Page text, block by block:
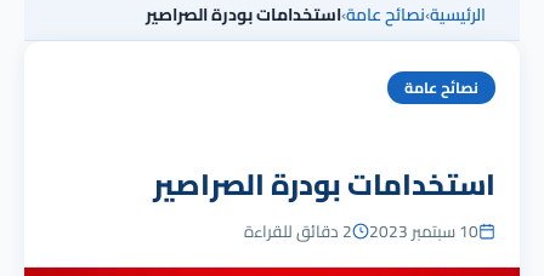
الرئيسية›نصائح عامة›استخدامات بودرة الصراصير
نصائح عامة
استخدامات بودرة الصراصير
10 سبتمبر 2023 2 دقائق للقراءة